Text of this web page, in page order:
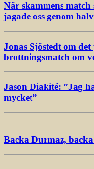
När skammens match
jagade oss genom
Jonas Sjöstedt om
brottningsmatch om
Jason Diakité: ”Jag
mycket”
Backa Durmaz,